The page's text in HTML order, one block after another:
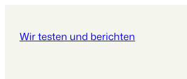
Wir testen und berichten